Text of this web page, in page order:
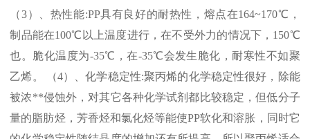
（3）、热性能:PP具有良好的耐热性，熔点在164~170℃ ，
制品能在100℃ 以上温度进行，在不受外力的情况下， 150℃
也。脆化温度为-35℃ ，在-35℃会发生脆化，耐寒性不如聚
乙烯。 （4）、化学稳定性:聚丙烯的化学稳定性很好，除能
被浓**侵蚀外，对其它各种化学试剂都比较稳定，但低分子
量的脂肪烃，芳香烃和氯化烃等能使PP软化和溶胀，同时它